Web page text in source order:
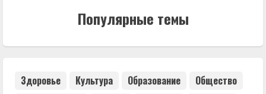
Популярные темы
Здоровье Культура Образование Общество